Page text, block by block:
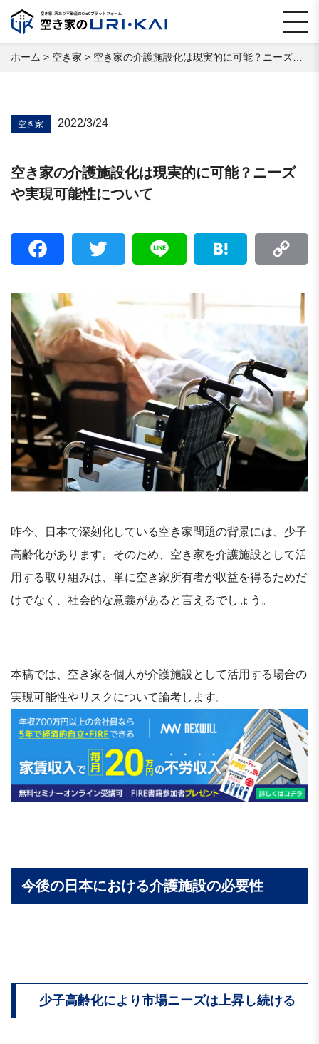
ホーム > 空き家 > 空き家の介護施設化は現実的に可能？ニーズや実現可能性について
空き家 2022/3/24
空き家の介護施設化は現実的に可能？ニーズ
や実現可能性について
Facebook Twitter Hatena
昨今、日本で深刻化している空き家問題の背景には、少子
高齢化があります。そのため、空き家を介護施設として活
用する取り組みは、単に空き家所有者が収益を得るためだ
けでなく、社会的な意義があると言えるでしょう。
本稿では、空き家を個人が介護施設として活用する場合の
実現可能性やリスクについて論考します。
今後の日本における介護施設の必要性
少子高齢化により市場ニーズは上昇し続ける